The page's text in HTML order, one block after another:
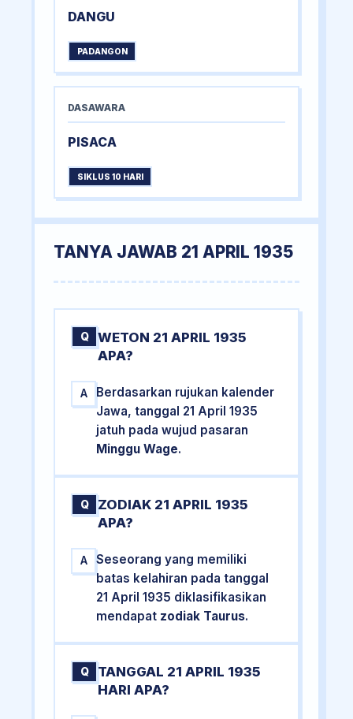
DANGU
PADANGON
DASAWARA
PISACA
SIKLUS 10 HARI
TANYA JAWAB 21 APRIL 1935
Q
WETON 21 APRIL 1935
APA?
A
Berdasarkan rujukan kalender
Jawa, tanggal 21 April 1935
jatuh pada wujud pasaran
Minggu Wage.
Q
ZODIAK 21 APRIL 1935
APA?
A
Seseorang yang memiliki
batas kelahiran pada tanggal
21 April 1935 diklasifikasikan
mendapat zodiak Taurus.
Q
TANGGAL 21 APRIL 1935
HARI APA?